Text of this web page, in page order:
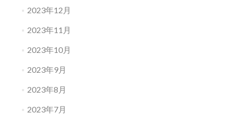
2023年12月
2023年11月
2023年10月
2023年9月
2023年8月
2023年7月